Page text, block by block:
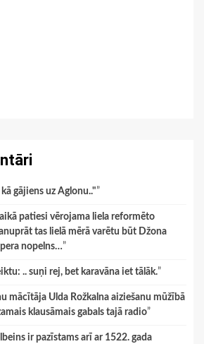
gājiens uz Aglonu.."”
patiesi vērojama liela reformēto
tas lielā mērā varētu būt Džona
nopelns…”
.. suņi rej, bet karavāna iet tālāk.”
mācītāja Ulda Rožkalna aiziešanu mūžībā
klausāmais gabals tajā radio”
ir pazīstams arī ar 1522. gada